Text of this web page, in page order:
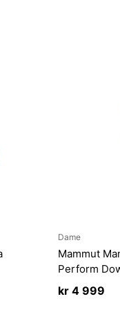
Dame
Mammut
Perform
kr4 999